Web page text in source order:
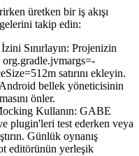
üretken bir iş akışı
takip edin:
Sınırlayın: Projenizin
org.gradle.jvmargs=-
satırını ekleyin.
bellek yöneticisinin
önler.
Kullanın: GABE
plugin'leri test ederken veya
Günlük oynanış
editörünün yerleşik